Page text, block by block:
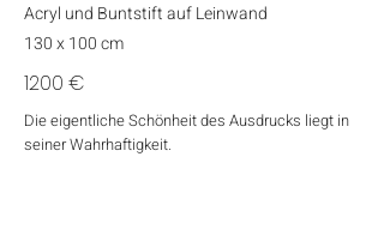
Acryl und Buntstift auf Leinwand
130 x 100 cm
1200 €
Die eigentliche Schönheit des Ausdrucks liegt in
seiner Wahrhaftigkeit.